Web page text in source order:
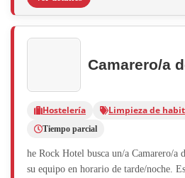
Camarero/a
Hostelería Limpieza de
Tiempo parcial
he Rock Hotel busca un/a Camarero/a
su equipo en horario de tarde/noche.